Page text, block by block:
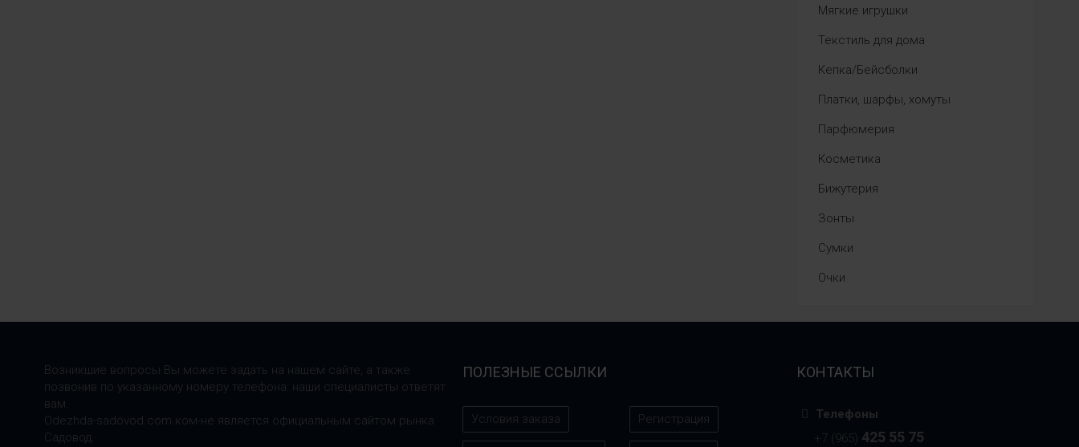
Мягкие игрушки
Текстиль для дома
Кепка/Бейсболки
Платки, шарфы, хомуты
Парфюмерия
Косметика
Бижутерия
Зонты
Сумки
Очки
Возникшие вопросы Вы можете задать на нашем сайте, а также
позвонив по указанному номеру телефона: наши специалисты ответят
вам.
Odezhda-sadovod.com.ком-не является официальным сайтом рынка
Садовод.
ПОЛЕЗНЫЕ ССЫЛКИ
Условия заказа Регистрация
КОНТАКТЫ
Телефоны
+7 (965) 425 55 75